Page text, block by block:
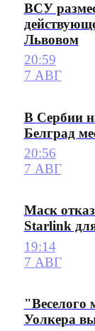
ВСУ
Львовом
20:59
7 АВГ
В Сербии
Белград
20:56
7 АВГ
Маск
Starlink
19:14
7 АВГ
"Веселого
Уолкера